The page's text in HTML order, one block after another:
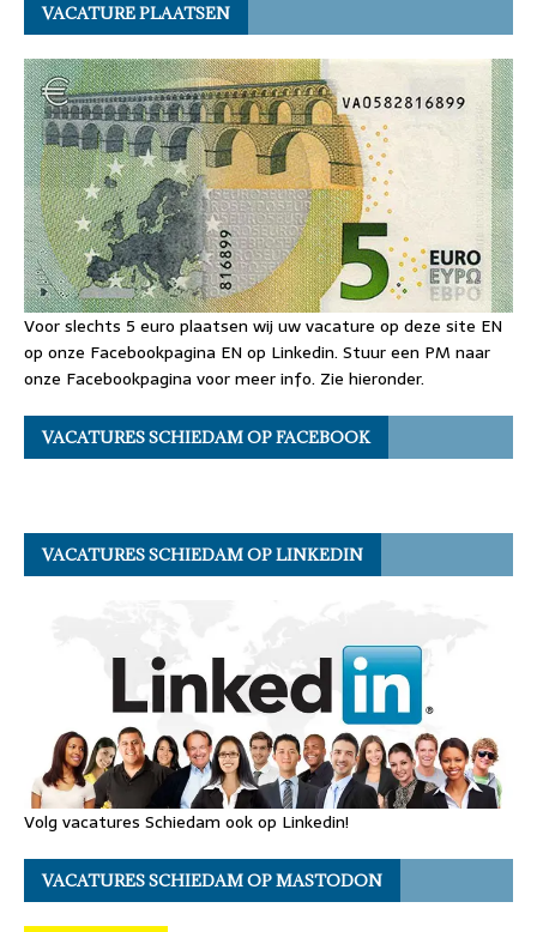
VACATURE PLAATSEN
Voor slechts 5 euro plaatsen wij uw vacature op deze site EN
op onze Facebookpagina EN op Linkedin. Stuur een PM naar
onze Facebookpagina voor meer info. Zie hieronder.
VACATURES SCHIEDAM OP FACEBOOK
VACATURES SCHIEDAM OP LINKEDIN
Volg vacatures Schiedam ook op Linkedin!
VACATURES SCHIEDAM OP MASTODON